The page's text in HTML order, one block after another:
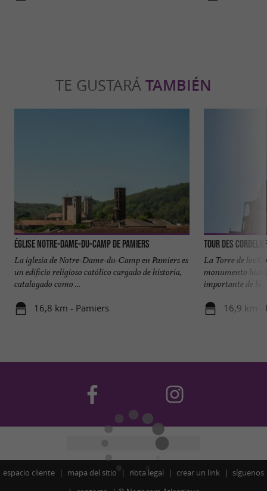
TE GUSTARÁ TAMBIÉN
Église Notre-Dame-du-Camp de Pamiers
La iglesia de Notre-Dame-du-Camp en Pamiers es
un edificio religioso católico cargado de historia,
catalogado como ...
16,8 km - Pamiers
Tour des
La Torre de los
monumento
importante de la
16,9 km -
espacio cliente mapa del sitio nota legal crear un link
síguenos